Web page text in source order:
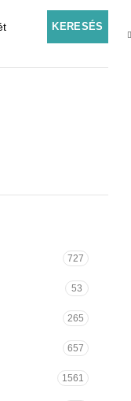
727
53
265
657
1561